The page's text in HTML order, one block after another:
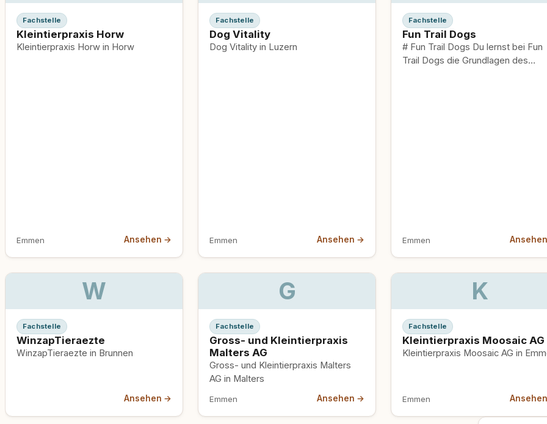
Fachstelle
Kleintierpraxis Horw
Kleintierpraxis Horw in Horw
Emmen Ansehen →
Fachstelle
Dog Vitality
Dog Vitality in Luzern
Emmen Ansehen →
Fachstelle
Fun Trail Dogs
# Fun Trail Dogs Du lernst bei Fun
Trail Dogs die Grundlagen des
Emmen
W
Fachstelle
WinzapTieraezte
WinzapTieraezte in Brunnen
Ansehen →
G
Fachstelle
Gross- und Kleintierpraxis
Malters AG
Gross- und Kleintierpraxis Malters
AG in Malters
Emmen Ansehen →
K
Fachstelle
Kleintierpraxis Moosaic AG
Kleintierpraxis Moosaic AG in
Emmen